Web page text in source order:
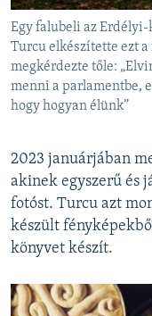
Egy falubeli az
Turcu elkészítette ezt a
megkérdezte tőle:
menni a parlamentbe,
hogy hogyan élünk”
2023 januárjában
akinek egyszerű és
fotóst. Turcu azt
készült
könyvet készít.